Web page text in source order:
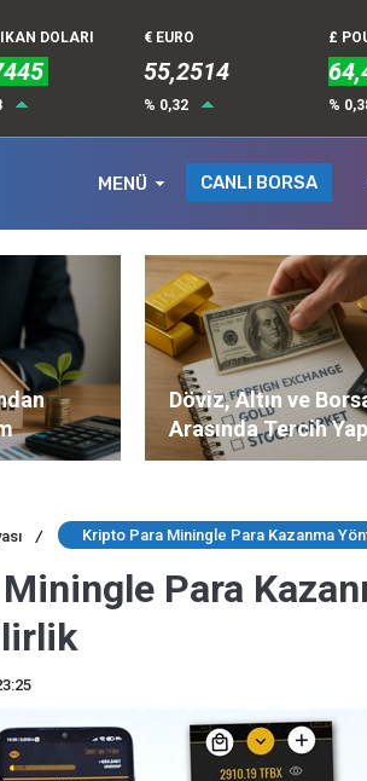
DOLARI € EURO
55,2514
% 0,32
£
%
MENÜ CANLI BORSA
Döviz, Altın ve
Arasında Tercih
Nelere Dikkat
/ Kripto Para Miningle Para Kazanma
Para